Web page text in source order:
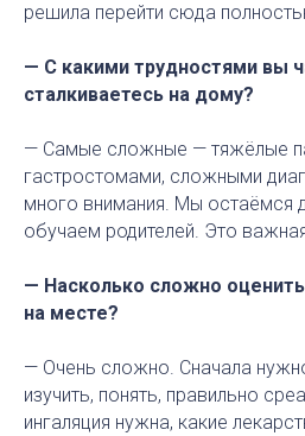
решила перейти сюда
— С какими трудностями вы
сталкиваетесь на дому?
— Самые сложные — тяжёлые
гастростомами, сложными
много внимания. Мы остаёмся
обучаем родителей. Это
— Насколько сложно
на месте?
— Очень сложно. Сначала
изучить, понять, правильно
ингаляция нужна, какие